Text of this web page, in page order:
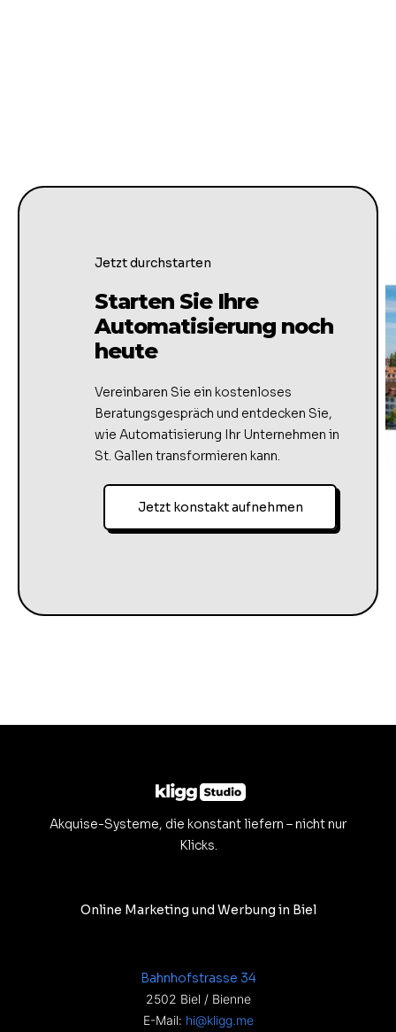
Jetzt durchstarten
Starten Sie Ihre
Automatisierung noch
heute
Vereinbaren Sie ein kostenloses
Beratungsgespräch und entdecken Sie,
wie Automatisierung Ihr Unternehmen in
St. Gallen transformieren kann.
Jetzt konstakt aufnehmen
Akquise-Systeme, die konstant liefern – nicht nur
Klicks.
Online Marketing und Werbung in Biel
Bahnhofstrasse 34
2502 Biel / Bienne
E-Mail: hi@kligg.me